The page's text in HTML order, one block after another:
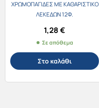
ΧΡΩΜΟΠΑΓΙΔΕΣ ΜΕ ΚΑΘΑΡΙΣΤΙΚΟ
ΛΕΚΕΔΩΝ 12Φ.
1,28€
Σε απόθεμα
Στο καλάθι